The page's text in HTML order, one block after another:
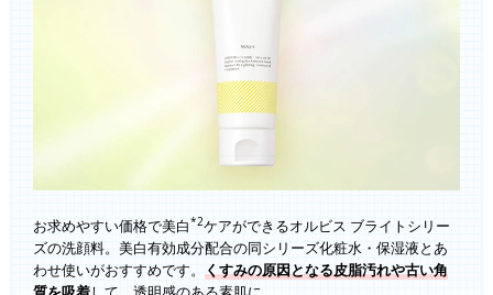
お求めやすい価格で美白*2ケアができるオルビス ブライトシリー
ズの洗顔料。美白有効成分配合の同シリーズ化粧水・保湿液とあ
わせ使いがおすすめです。 くすみの原因となる皮脂汚れや古い角